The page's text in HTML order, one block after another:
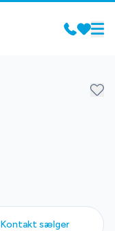
Kontakt sælger